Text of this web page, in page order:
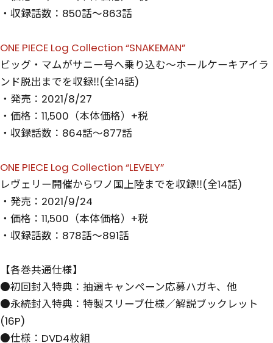
・収録話数：850話～863話
ONE PIECE Log Collection “SNAKEMAN”
ビッグ・マムがサニー号へ乗り込む～ホールケーキアイラ
ンド脱出までを収録‼(全14話)
・発売：2021/8/27
・価格：11,500（本体価格）+税
・収録話数：864話～877話
ONE PIECE Log Collection “LEVELY”
レヴェリー開催からワノ国上陸までを収録‼(全14話)
・発売：2021/9/24
・価格：11,500（本体価格）+税
・収録話数：878話～891話
【各巻共通仕様】
●初回封入特典：抽選キャンペーン応募ハガキ、他
●永続封入特典：特製スリーブ仕様／解説ブックレット
(16P)
●仕様：DVD4枚組